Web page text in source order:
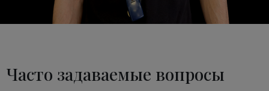
Часто задаваемые вопросы